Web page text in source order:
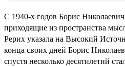
С 1940-х годов Борис
приходящие из пространства
Рерих указала на Высокий
конца своих дней Борис
спустя несколько десятилетий